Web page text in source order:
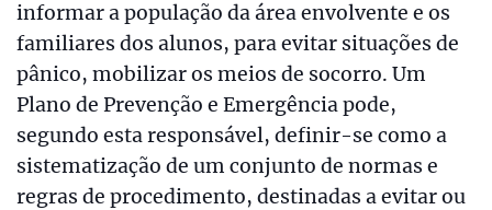
informar a população da área envolvente e os
familiares dos alunos, para evitar situações de
pânico, mobilizar os meios de socorro. Um
Plano de Prevenção e Emergência pode,
segundo esta responsável, definir-se como a
sistematização de um conjunto de normas e
regras de procedimento, destinadas a evitar ou